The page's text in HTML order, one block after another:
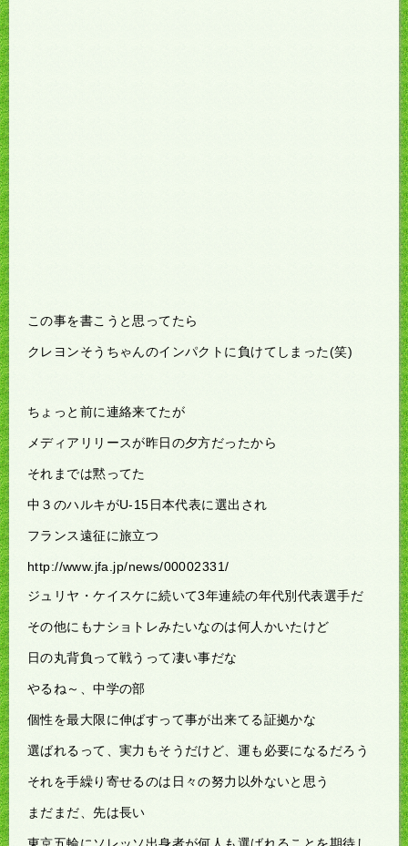
この事を書こうと思ってたら
クレヨンそうちゃんのインパクトに負けてしまった(笑)
ちょっと前に連絡来てたが
メディアリリースが昨日の夕方だったから
それまでは黙ってた
中３のハルキがU-15日本代表に選出され
フランス遠征に旅立つ
http://www.jfa.jp/news/00002331/
ジュリヤ・ケイスケに続いて3年連続の年代別代表選手だ
その他にもナショトレみたいなのは何人かいたけど
日の丸背負って戦うって凄い事だな
やるね～、中学の部
個性を最大限に伸ばすって事が出来てる証拠かな
選ばれるって、実力もそうだけど、運も必要になるだろう
それを手繰り寄せるのは日々の努力以外ないと思う
まだまだ、先は長い
東京五輪にソレッソ出身者が何人も選ばれることを期待し